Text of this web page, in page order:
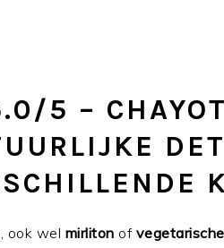
5 –
ook wel mirliton of